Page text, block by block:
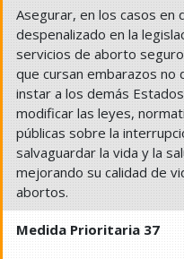
Asegurar, en los casos en
despenalizado en la
servicios de aborto
que cursan embarazos no
instar a los demás
modificar las leyes,
públicas sobre la
salvaguardar la vida y la
mejorando su calidad de
abortos.
Medida Prioritaria 37